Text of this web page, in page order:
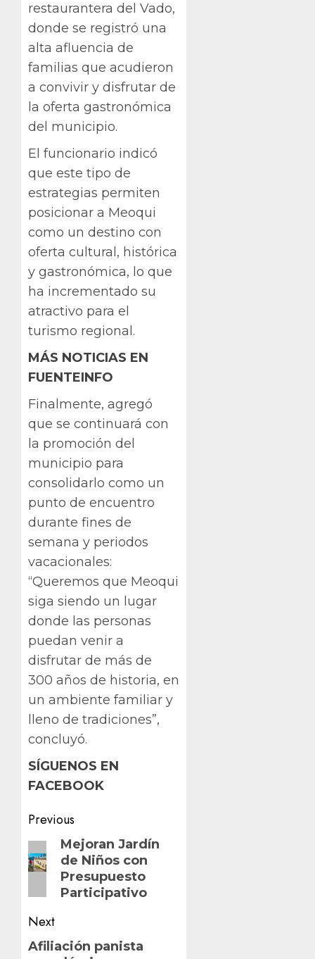
restaurantera del Vado,
donde se registró una
alta afluencia de
familias que acudieron
a convivir y disfrutar de
la oferta gastronómica
del municipio.
El funcionario indicó
que este tipo de
estrategias permiten
posicionar a Meoqui
como un destino con
oferta cultural, histórica
y gastronómica, lo que
ha incrementado su
atractivo para el
turismo regional.
MÁS NOTICIAS EN
FUENTEINFO
Finalmente, agregó
que se continuará con
la promoción del
municipio para
consolidarlo como un
punto de encuentro
durante fines de
semana y periodos
vacacionales:
“Queremos que Meoqui
siga siendo un lugar
donde las personas
puedan venir a
disfrutar de más de
300 años de historia, en
un ambiente familiar y
lleno de tradiciones”,
concluyó.
SÍGUENOS EN
FACEBOOK
Post
navigation
Previous
Previous
post:
Mejoran Jardín
de Niños con
Presupuesto
Participativo
Next
Next
Afiliación panista